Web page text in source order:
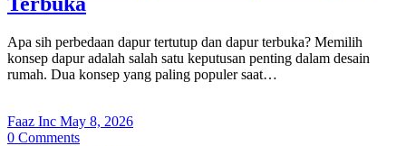
Apa sih perbedaan dapur tertutup dan dapur terbuka? Memilih
konsep dapur adalah salah satu keputusan penting dalam desain
rumah. Dua konsep yang paling populer saat…
Faaz Inc May 8, 2026
0 Comments